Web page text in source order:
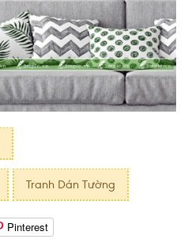
Tranh Dán Tường
Pinterest